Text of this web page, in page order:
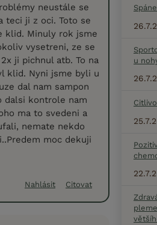
neustále se
teci ji z oci. Toto se
klid. Minuly rok jsme
vysetreni, ze se
ji pichnul atb. To na
klid. Nyni jsme byli u
dal nam sampon
dalsi kontrole nam
ma to svedeni a
nemate nekdo
moc dekuji
Nahlásit Citovat
u